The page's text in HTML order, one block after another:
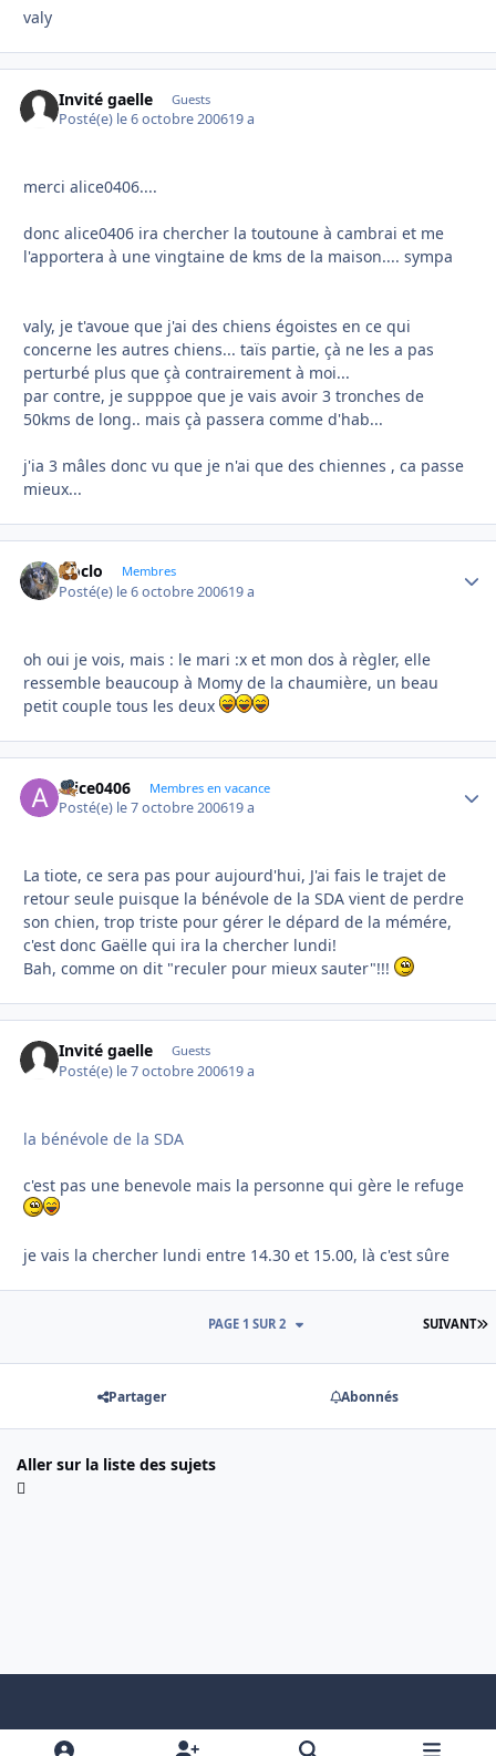
valy
Invité gaelle Guests
Posté(e) le 6 octobre 200619 a
merci alice0406....
donc alice0406 ira chercher la toutoune à cambrai et me
l'apportera à une vingtaine de kms de la maison.... sympa
valy, je t'avoue que j'ai des chiens égoistes en ce qui
concerne les autres chiens... taïs partie, çà ne les a pas
perturbé plus que çà contrairement à moi...
par contre, je supppoe que je vais avoir 3 tronches de
50kms de long.. mais çà passera comme d'hab...
j'ia 3 mâles donc vu que je n'ai que des chiennes , ca passe
mieux...
cloclo Membres
Posté(e) le 6 octobre 200619 a
oh oui je vois, mais : le mari :x et mon dos à règler, elle
ressemble beaucoup à Momy de la chaumière, un beau
petit couple tous les deux
Alice0406 Membres en vacance
Posté(e) le 7 octobre 200619 a
La tiote, ce sera pas pour aujourd'hui, J'ai fais le trajet de
retour seule puisque la bénévole de la SDA vient de perdre
son chien, trop triste pour gérer le dépard de la mémére,
c'est donc Gaëlle qui ira la chercher lundi!
Bah, comme on dit "reculer pour mieux sauter"!!!
Invité gaelle Guests
Posté(e) le 7 octobre 200619 a
la bénévole de la SDA
c'est pas une benevole mais la personne qui gère le refuge
je vais la chercher lundi entre 14.30 et 15.00, là c'est sûre
SUIVANT
PAGE 1 SUR 2
Partager Abonnés
Aller sur la liste des sujets
Light ModeDark ModeSystem Preference x